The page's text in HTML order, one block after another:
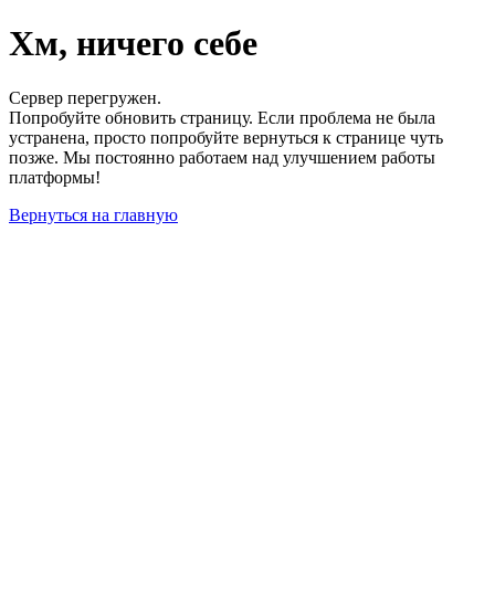
Хм, ничего себе
Сервер перегружен.
Попробуйте обновить страницу. Если проблема не была
устранена, просто попробуйте вернуться к странице чуть
позже. Мы постоянно работаем над улучшением работы
платформы!
Вернуться на главную